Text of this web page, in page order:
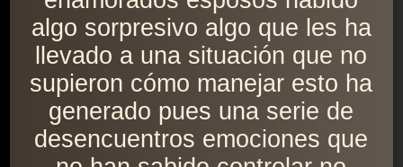
algo sorpresivo algo que les ha
llevado a una situación que no
supieron cómo manejar esto ha
generado pues una serie de
desencuentros emociones que